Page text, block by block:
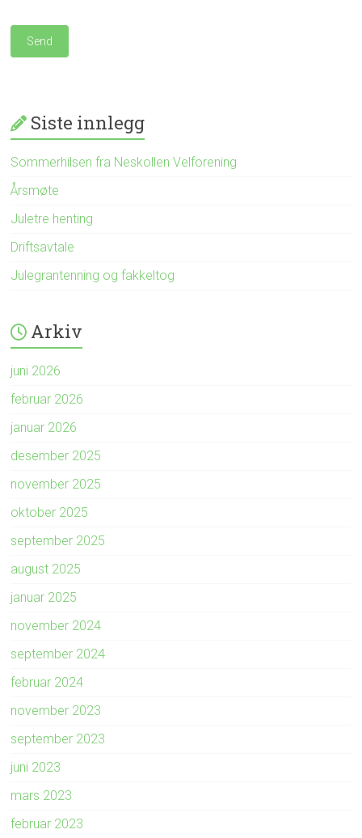
Siste innlegg
Sommerhilsen fra Neskollen Velforening
Årsmøte
Juletre henting
Driftsavtale
Julegrantenning og fakkeltog
Arkiv
juni 2026
februar 2026
januar 2026
desember 2025
november 2025
oktober 2025
september 2025
august 2025
januar 2025
november 2024
september 2024
februar 2024
november 2023
september 2023
juni 2023
mars 2023
februar 2023